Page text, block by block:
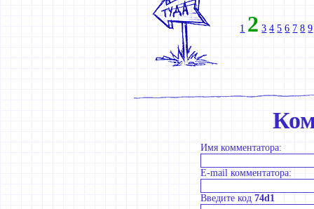
1 2 3 4 5 6 7 8 9
Имя комментатора:
E-mail комментатора:
Введите код 74d1